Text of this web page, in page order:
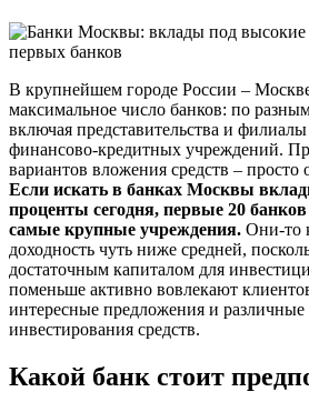
В крупнейшем городе России –
максимальное число банков: по
включая представительства и
финансово-кредитных учреждений.
вариантов вложения средств – просто
Если искать в банках Москвы
проценты сегодня, первые 20
самые крупные учреждения. Они-то
доходность чуть ниже средней,
достаточным капиталом для
поменьше активно вовлекают
интересные предложения и
инвестирования средств.
Какой банк стоит